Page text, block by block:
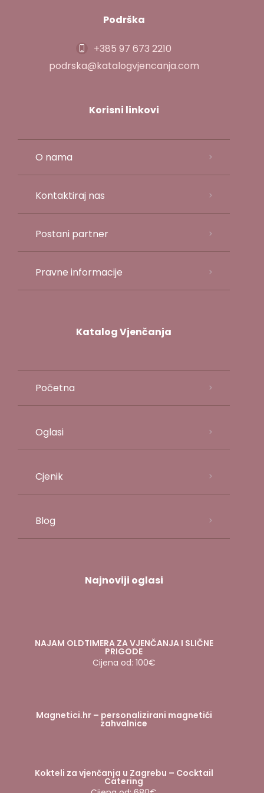
Podrška
+385 97 673 2210
podrska@katalogvjencanja.com
Korisni linkovi
O nama
Kontaktiraj nas
Postani partner
Pravne informacije
Katalog Vjenčanja
Početna
Oglasi
Cjenik
Blog
Najnoviji oglasi
NAJAM OLDTIMERA ZA VJENČANJA I SLIČNE
PRIGODE
Cijena od: 100€
Magnetici.hr – personalizirani magnetići
zahvalnice
Kokteli za vjenčanja u Zagrebu – Cocktail
Catering